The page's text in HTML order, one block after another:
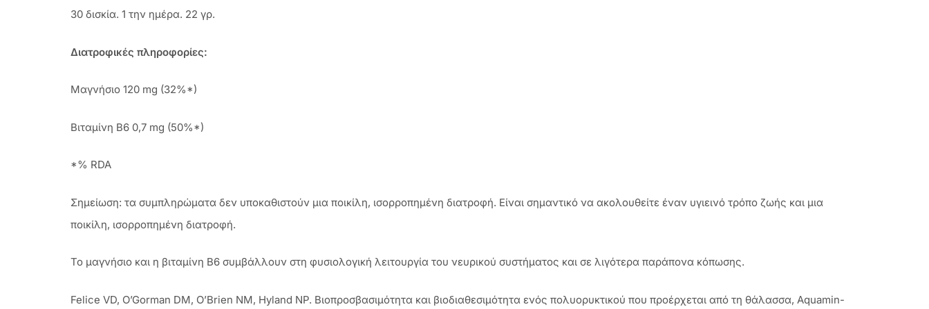
30 δισκία. 1 την ημέρα. 22 γρ.
Διατροφικές πληροφορίες:
Μαγνήσιο 120 mg (32%*)
Βιταμίνη Β6 0,7 mg (50%*)
*% RDA
Σημείωση: τα συμπληρώματα δεν υποκαθιστούν μια ποικίλη, ισορροπημένη διατροφή. Είναι σημαντικό να ακολουθείτε έναν υγιεινό τρόπο ζωής και μια
ποικίλη, ισορροπημένη διατροφή.
Το μαγνήσιο και η βιταμίνη Β6 συμβάλλουν στη φυσιολογική λειτουργία του νευρικού συστήματος και σε λιγότερα παράπονα κόπωσης.
Felice VD, O’Gorman DM, O’Brien NM, Hyland NP. Βιοπροσβασιμότητα και βιοδιαθεσιμότητα ενός πολυορυκτικού που προέρχεται από τη θάλασσα, Aquamin-